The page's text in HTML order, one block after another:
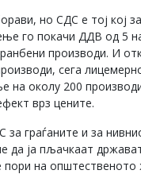
но СДС е тој кој
го покачи ДДВ од 5
производи. И
сега
на околу 200
врз цените.
за граѓаните и за
да ја пљачкаат
пори на